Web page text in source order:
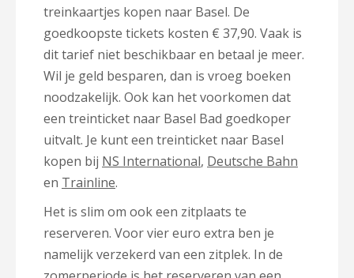
treinkaartjes kopen naar Basel. De
goedkoopste tickets kosten € 37,90. Vaak is
dit tarief niet beschikbaar en betaal je meer.
Wil je geld besparen, dan is vroeg boeken
noodzakelijk. Ook kan het voorkomen dat
een treinticket naar Basel Bad goedkoper
uitvalt. Je kunt een treinticket naar Basel
kopen bij NS International, Deutsche Bahn
en Trainline.
Het is slim om ook een zitplaats te
reserveren. Voor vier euro extra ben je
namelijk verzekerd van een zitplek. In de